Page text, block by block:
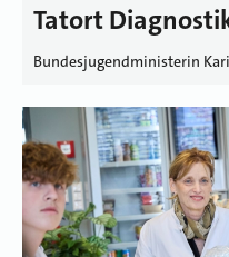
Tatort
Bundesjugendministerin